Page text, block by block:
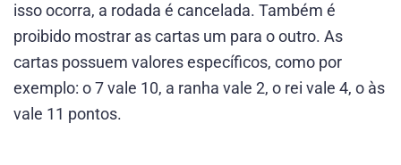
isso ocorra, a rodada é cancelada. Também é
proibido mostrar as cartas um para o outro. As
cartas possuem valores específicos, como por
exemplo: o 7 vale 10, a ranha vale 2, o rei vale 4, o às
vale 11 pontos.